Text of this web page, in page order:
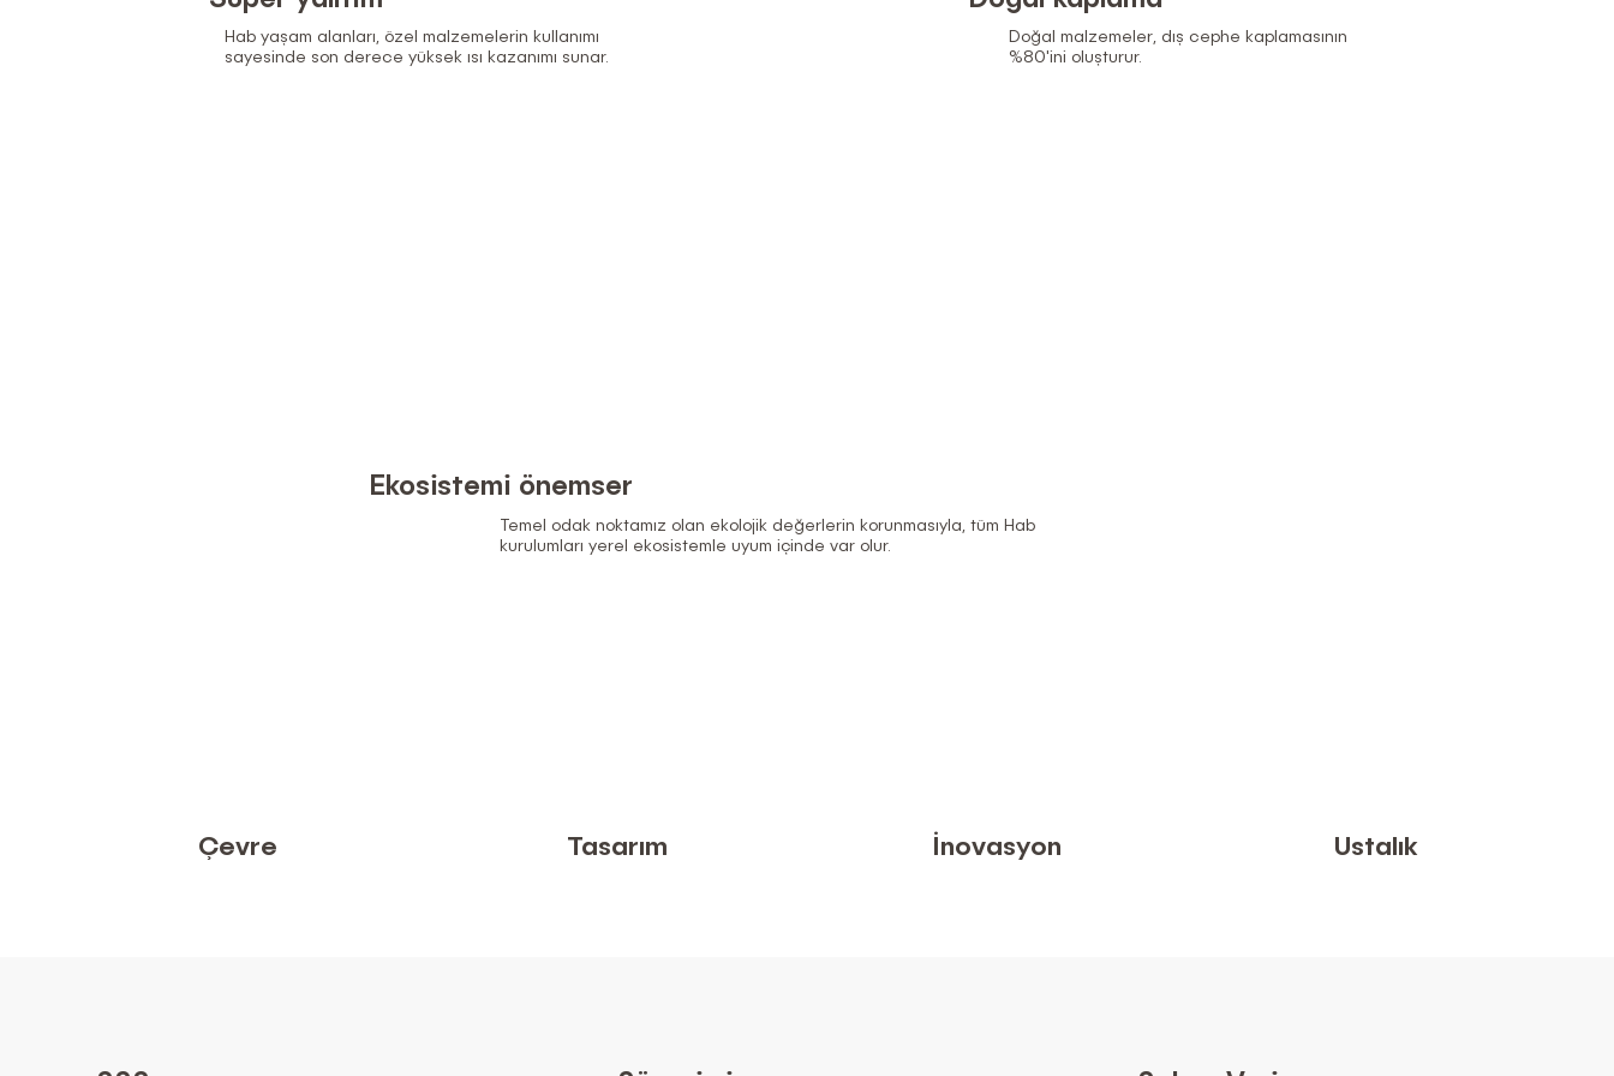
Doğal malzemeler, dış cephe kaplamasının
%80'ini oluşturur.
Hab yaşam alanları, özel malzemelerin kullanımı
sayesinde son derece yüksek ısı kazanımı sunar.
Ekosistemi önemser
Temel odak noktamız olan ekolojik değerlerin korunmasıyla, tüm Hab
kurulumları yerel ekosistemle uyum içinde var olur.
Ustalık
İnovasyon
Tasarım
Çevre